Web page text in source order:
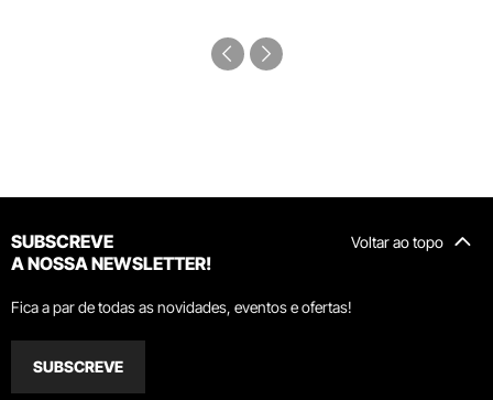
Voltar ao topo
SUBSCREVE
A NOSSA NEWSLETTER!
Fica a par de todas as novidades, eventos e ofertas!
SUBSCREVE